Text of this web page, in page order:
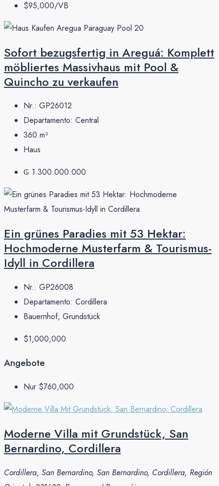
$95,000/VB
Sofort bezugsfertig in Areguá: Komplett
möbliertes Massivhaus mit Pool &
Quincho zu verkaufen
Nr.: GP26012
Departamento: Central
360 m²
Haus
₲ 1.300.000.000
Ein grünes Paradies mit 53 Hektar:
Hochmoderne Musterfarm & Tourismus-
Idyll in Cordillera
Nr.: GP26008
Departamento: Cordillera
Bauernhof, Grundstück
$1,000,000
Angebote
Nur $760,000
Moderne Villa mit Grundstück, San
Bernardino, Cordillera
Cordillera, San Bernardino, San Bernardino, Cordillera, Región